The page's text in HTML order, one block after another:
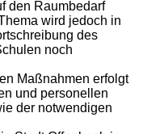
den Raumbedarf
wird jedoch in
des
noch
Maßnahmen erfolgt
und personellen
der notwendigen